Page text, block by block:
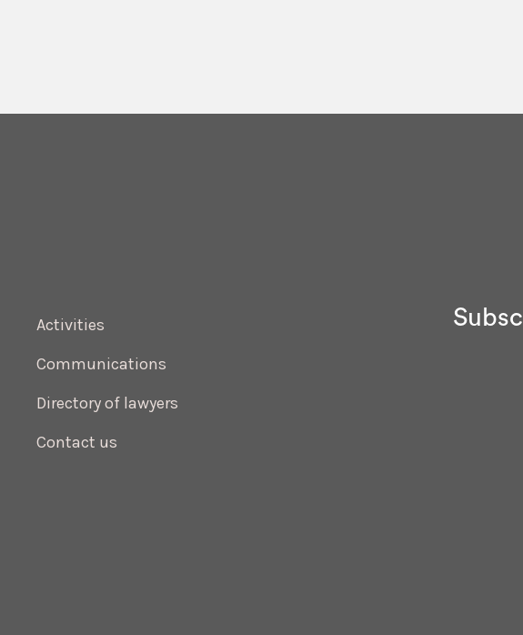
Activities
Communications
Directory of lawyers
Contact us